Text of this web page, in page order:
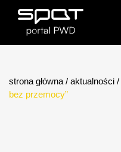
strona główna / aktualności /
bez przemocy”